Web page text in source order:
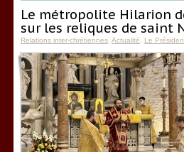
Le métropolite Hilarion
sur les reliques de saint
Relations inter-chrétiennes Actualité Le